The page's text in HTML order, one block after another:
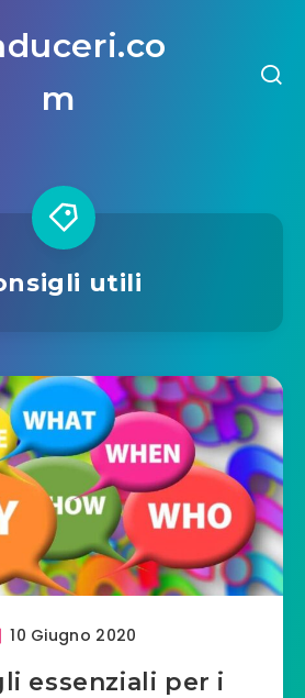
m
utili
10 Giugno 2020
essenziali per i